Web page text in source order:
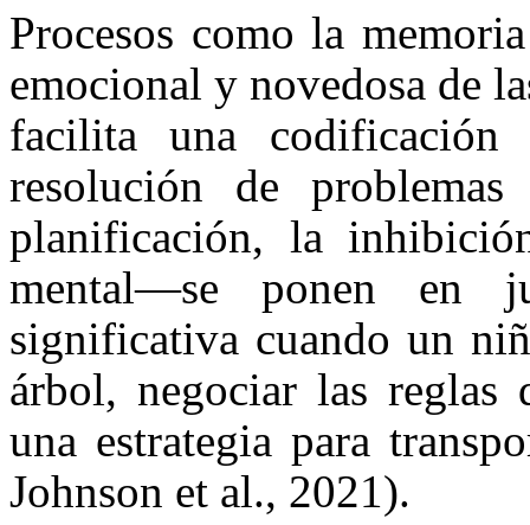
Procesos como la
emocional y novedosa de
facilita una
resolución de
planificación, la
mental—se ponen en
significativa cuando un
árbol, negociar las
una estrategia para
Johnson et al., 2021).